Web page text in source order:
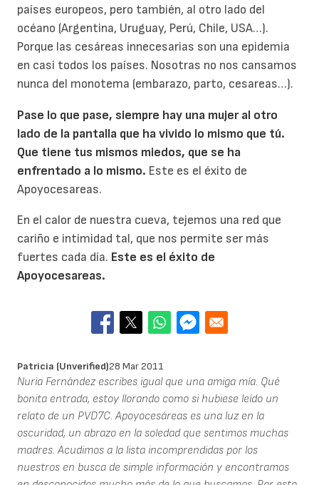
países europeos, pero también, al otro lado del
océano (Argentina, Uruguay, Perú, Chile, USA…).
Porque las cesáreas innecesarias son una epidemia
en casi todos los países. Nosotras no nos cansamos
nunca del monotema (embarazo, parto, cesareas…).
Pase lo que pase, siempre hay una mujer al otro
lado de la pantalla que ha vivido lo mismo que tú.
Que tiene tus mismos miedos, que se ha
enfrentado a lo mismo. Este es el éxito de
Apoyocesareas.
En el calor de nuestra cueva, tejemos una red que
cariño e intimidad tal, que nos permite ser más
fuertes cada día. Este es el éxito de
Apoyocesareas.
Patricia (unverified)28 Mar 2011
Nuria Fernández escribes igual que una amiga mía. Qué
bonita entrada, estoy llorando como si hubiese leído un
relato de un PVD7C. Apoyocesáreas es una luz en la
oscuridad, un abrazo en la soledad que sentimos muchas
madres. Acudimos a la lista incomprendidas por los
nuestros en busca de simple información y encontramos